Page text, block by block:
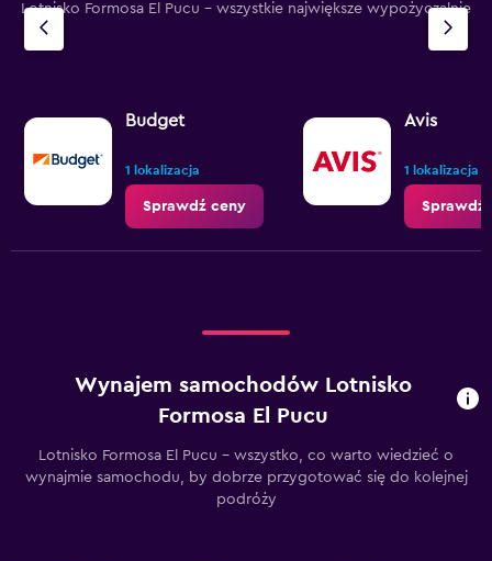
Lotnisko Formosa El Pucu – wszystkie największe wypożyczalnie
Budget
1 lokalizacja
Sprawdź ceny
Avis
1 lokalizacja
Sprawdź
Wynajem samochodów Lotnisko
Formosa El Pucu
Lotnisko Formosa El Pucu – wszystko, co warto wiedzieć o
wynajmie samochodu, by dobrze przygotować się do kolejnej
podróży